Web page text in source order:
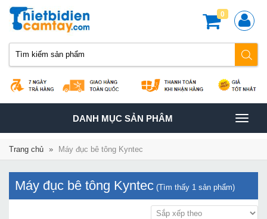
0
TOGGLE
NAVIGATION
DANH MỤC SẢN PHÂM
Trang chủ » Máy đục bê tông Kyntec
Máy đục bê tông Kyntec (Tìm thấy 1 sản phẩm)